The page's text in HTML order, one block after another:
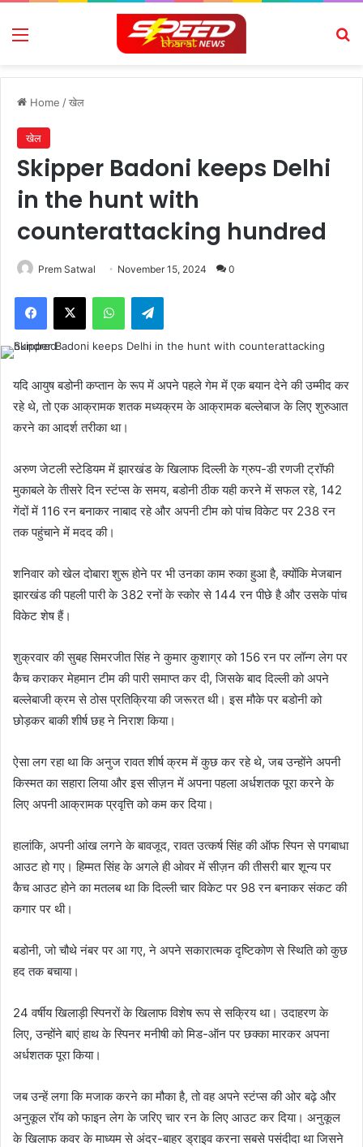
Menu
Home /खेल
खेल
Skipper Badoni keeps Delhi
in the hunt with
counterattacking hundred
Prem Satwal November 15, 2024 0
Facebook
X WhatsAppTelegram
यदि आयुष बडोनी कप्तान के रूप में अपने पहले गेम में एक बयान देने की उम्मीद कर
रहे थे, तो एक आक्रामक शतक मध्यक्रम के आक्रामक बल्लेबाज के लिए शुरुआत
करने का आदर्श तरीका था।
अरुण जेटली स्टेडियम में झारखंड के खिलाफ दिल्ली के ग्रुप-डी रणजी ट्रॉफी
मुकाबले के तीसरे दिन स्टंप्स के समय, बडोनी ठीक यही करने में सफल रहे, 142
गेंदों में 116 रन बनाकर नाबाद रहे और अपनी टीम को पांच विकेट पर 238 रन
तक पहुंचाने में मदद की।
शनिवार को खेल दोबारा शुरू होने पर भी उनका काम रुका हुआ है, क्योंकि मेजबान
झारखंड की पहली पारी के 382 रनों के स्कोर से 144 रन पीछे है और उसके पांच
विकेट शेष हैं।
शुक्रवार की सुबह सिमरजीत सिंह ने कुमार कुशाग्र को 156 रन पर लॉन्ग लेग पर
कैच कराकर मेहमान टीम की पारी समाप्त कर दी, जिसके बाद दिल्ली को अपने
बल्लेबाजी क्रम से ठोस प्रतिक्रिया की जरूरत थी। इस मौके पर बडोनी को
छोड़कर बाकी शीर्ष छह ने निराश किया।
ऐसा लग रहा था कि अनुज रावत शीर्ष क्रम में कुछ कर रहे थे, जब उन्होंने अपनी
किस्मत का सहारा लिया और इस सीज़न में अपना पहला अर्धशतक पूरा करने के
लिए अपनी आक्रामक प्रवृत्ति को कम कर दिया।
हालांकि, अपनी आंख लगने के बावजूद, रावत उत्कर्ष सिंह की ऑफ स्पिन से पगबाधा
आउट हो गए। हिम्मत सिंह के अगले ही ओवर में सीज़न की तीसरी बार शून्य पर
कैच आउट होने का मतलब था कि दिल्ली चार विकेट पर 98 रन बनाकर संकट की
कगार पर थी।
बडोनी, जो चौथे नंबर पर आ गए, ने अपने सकारात्मक दृष्टिकोण से स्थिति को कुछ
हद तक बचाया।
24 वर्षीय खिलाड़ी स्पिनरों के खिलाफ विशेष रूप से सक्रिय था। उदाहरण के
लिए, उन्होंने बाएं हाथ के स्पिनर मनीषी को मिड-ऑन पर छक्का मारकर अपना
अर्धशतक पूरा किया।
जब उन्हें लगा कि मजाक करने का मौका है, तो वह अपने स्टंप्स की ओर बढ़े और
अनुकूल रॉय को फाइन लेग के जरिए चार रन के लिए आउट कर दिया। अनुकूल
के खिलाफ कवर के माध्यम से अंदर-बाहर ड्राइव करना सबसे पसंदीदा था जिसने